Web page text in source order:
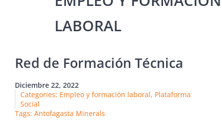
Red de Formación Técnica
Diciembre 22, 2022
Categories: Empleo y formación laboral, Plataforma
Social
Tags: Antofagasta Minerals